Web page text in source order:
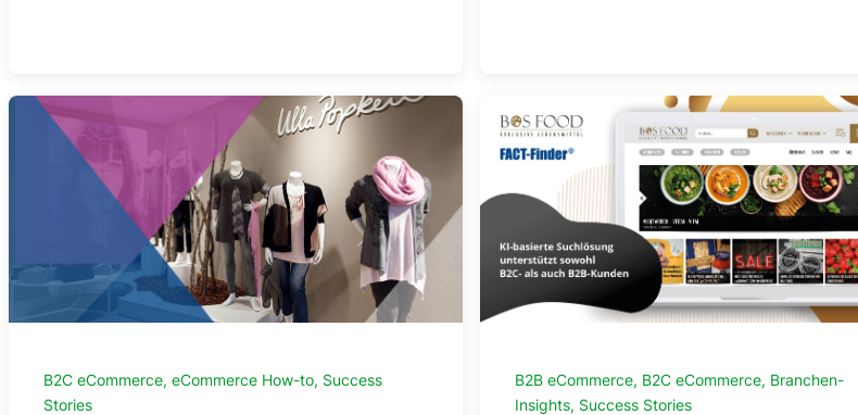
B2C eCommerce, eCommerce How-to, Success
Stories
B2B eCommerce, B2C eCommerce, Branchen-
Insights, Success Stories